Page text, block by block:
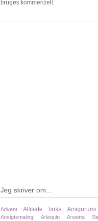
bruges kommercielt.
Jeg skriver om...
Advent Affiliate links Amigurumi
Ansigtsmaling Arlequin Arwetta